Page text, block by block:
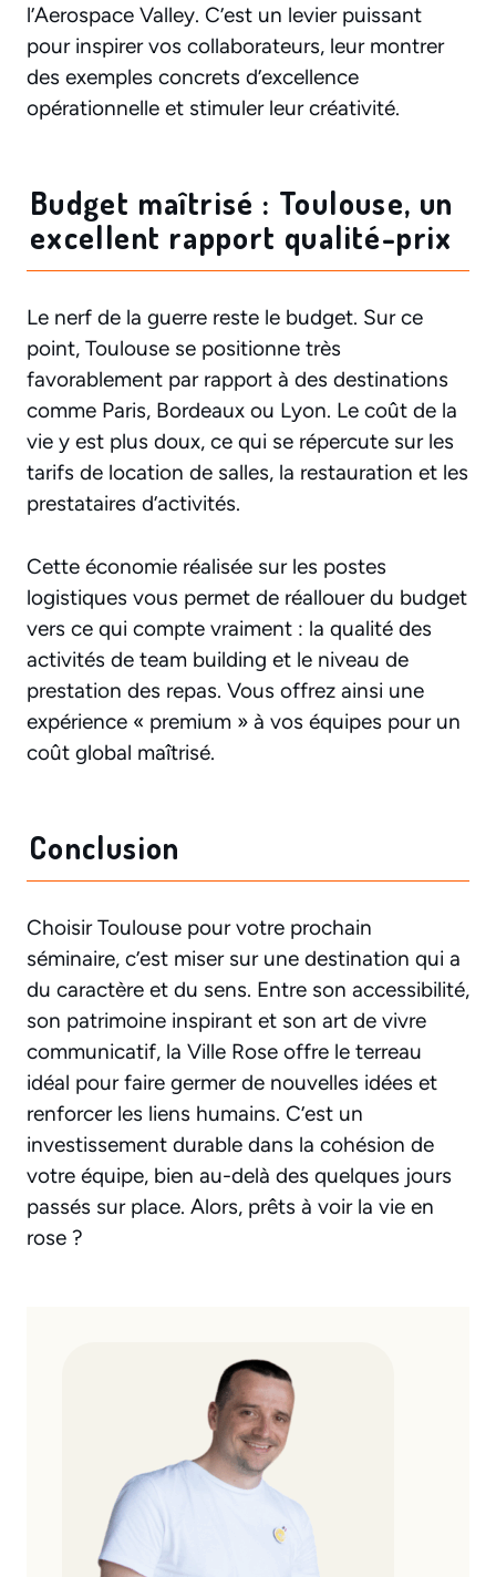
l’Aerospace Valley. C’est un levier puissant
pour inspirer vos collaborateurs, leur montrer
des exemples concrets d’excellence
opérationnelle et stimuler leur créativité.
Budget maîtrisé : Toulouse, un
excellent rapport qualité-prix
Le nerf de la guerre reste le budget. Sur ce
point, Toulouse se positionne très
favorablement par rapport à des destinations
comme Paris, Bordeaux ou Lyon. Le coût de la
vie y est plus doux, ce qui se répercute sur les
tarifs de location de salles, la restauration et les
prestataires d’activités.
Cette économie réalisée sur les postes
logistiques vous permet de réallouer du budget
vers ce qui compte vraiment : la qualité des
activités de team building et le niveau de
prestation des repas. Vous offrez ainsi une
expérience « premium » à vos équipes pour un
coût global maîtrisé.
Conclusion
Choisir Toulouse pour votre prochain
séminaire, c’est miser sur une destination qui a
du caractère et du sens. Entre son accessibilité,
son patrimoine inspirant et son art de vivre
communicatif, la Ville Rose offre le terreau
idéal pour faire germer de nouvelles idées et
renforcer les liens humains. C’est un
investissement durable dans la cohésion de
votre équipe, bien au-delà des quelques jours
passés sur place. Alors, prêts à voir la vie en
rose ?